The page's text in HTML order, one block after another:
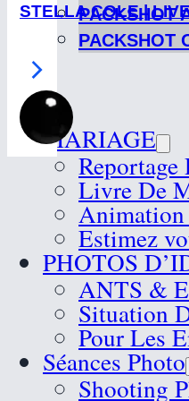
PACKSHOT
PACKSHOT
MARIAGE
Livre De
Estimez
PHOTOS
ANTS &
Situation
Pour Les
Séances Photo
Shooting
STELLA COLE |